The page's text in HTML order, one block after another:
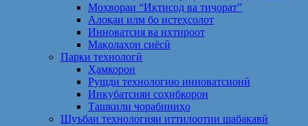
Моҳвораи “Иқтисод ва тиҷорат”
Алоқаи илм бо истеҳсолот
Инноватсия ва ихтироот
Мақолаҳои сиёсӣ
Парки технологӣ
Ҳамкорон
Рушди технологию инноватсионӣ
Инкубатсияи соҳибкорон
Ташкили чорабиниҳо
Шуъбаи технологияи иттилоотии шабакавӣ